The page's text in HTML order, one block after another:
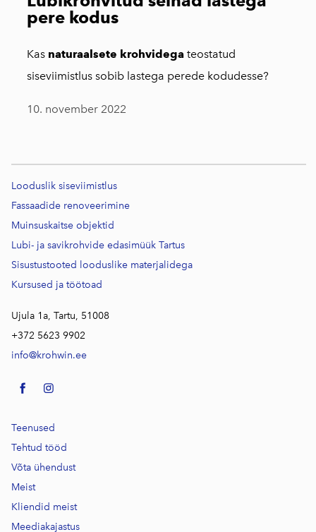
pere kodus
Kas naturaalsete krohvidega teostatud
siseviimistlus sobib lastega perede kodudesse?
10. november 2022
Looduslik siseviimistlus
Fassaadide renoveerimine
Muinsuskaitse objektid
Lubi- ja savikrohvide edasimüük Tartus
Sisustustooted looduslike materjalidega
Kursused ja töötoad
Ujula 1a, Tartu, 51008
+372 5623 9902
info@krohwin.ee
Teenused
Tehtud tööd
Võta ühendust
Meist
Kliendid meist
Meediakajastus